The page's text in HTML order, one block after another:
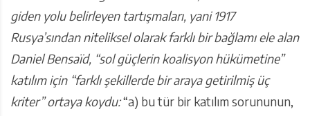
giden yolu belirleyen tartışmaları, yani 1917
Rusya’sından niteliksel olarak farklı bir bağlamı ele alan
Daniel Bensaïd, “sol güçlerin koalisyon hükümetine”
katılım için “farklı şekillerde bir araya getirilmiş üç
kriter” ortaya koydu:“a) bu tür bir katılım sorununun,